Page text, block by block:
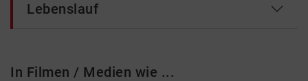
Lebenslauf
In Filmen / Medien wie ...